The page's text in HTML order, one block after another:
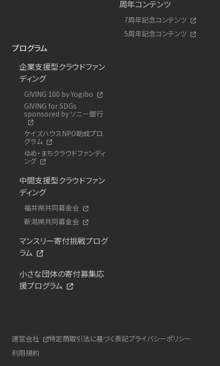
周年コンテンツ
7周年記念コンテンツ
5周年記念コンテンツ
プログラム
企業支援型クラウドファン
ディング
GIVING 100 by Yogibo
GIVING for SDGs
sponsored by ソニー銀行
ケイズハウスNPO助成プロ
グラム
ゆめ・まちクラウドファンディ
ング
中間支援型クラウドファン
ディング
福井県共同募金会
新潟県共同募金会
マンスリー寄付挑戦プログ
ラム
小さな団体の寄付募集応
援プログラム
運営会社 特定商取引法に基づく表記プライバシーポリシー
利用規約